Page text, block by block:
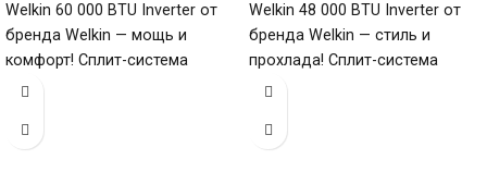
Welkin 60 000 BTU Inverter от
бренда Welkin — мощь и
комфорт! Сплит-система
мощностью 60000 БТЕ для
Welkin 48 000 BTU Inverter от
бренда Welkin — стиль и
прохлада! Сплит-система
мощностью 48000 БТЕ для